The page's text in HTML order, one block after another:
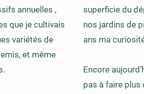
annuelles ,
que je cultivais
variétés de
et même
superficie du
nos jardins de
ans ma
Encore
pas à faire plus